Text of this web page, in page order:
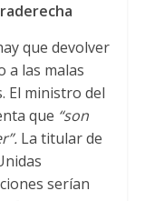
que devolver
a las malas
El ministro del
que “son
La titular de
serían